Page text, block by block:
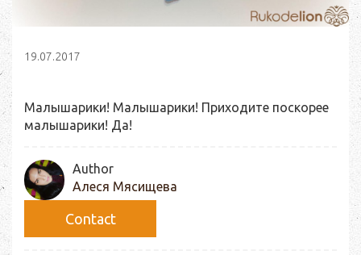
19.07.2017
Малышарики! Малышарики! Приходите поскорее
малышарики! Да!
Author
Алеся Мясищева
Сontact